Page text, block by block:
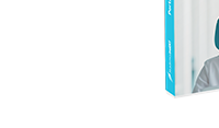
Gestor nexo PRO
KSeF w Subiekcie GT
KSeF w Subiekcie